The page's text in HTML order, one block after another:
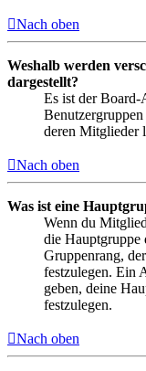
Nach oben
Weshalb werden
dargestellt?
Es ist der
Benutzergruppen
deren Mitglieder
Nach oben
Was ist eine
Wenn du
die Hauptgruppe
Gruppenrang,
festzulegen. Ein
geben, deine
festzulegen.
Nach oben